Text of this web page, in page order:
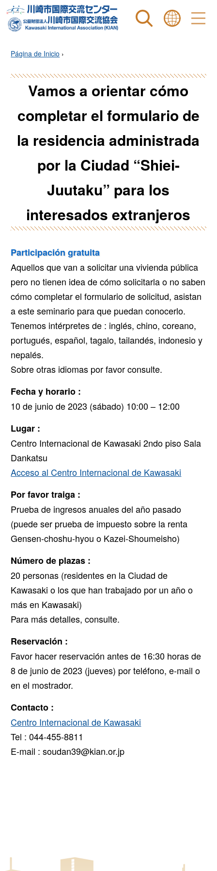
Site search表示言
Página de Inicio ›
Vamos a orientar cómo
completar el formulario de
la residencia administrada
por la Ciudad “Shiei-
Juutaku” para los
interesados extranjeros
Participación gratuita
Aquellos que van a solicitar una vivienda pública
pero no tienen idea de cómo solicitarla o no saben
cómo completar el formulario de solicitud, asistan
a este seminario para que puedan conocerlo.
Tenemos intérpretes de : inglés, chino, coreano,
portugués, español, tagalo, tailandés, indonesio y
nepalés.
Sobre otras idiomas por favor consulte.
Fecha y horario :
10 de junio de 2023 (sábado) 10:00 – 12:00
Lugar :
Centro Internacional de Kawasaki 2ndo piso Sala
Dankatsu
Acceso al Centro Internacional de Kawasaki
Por favor traiga :
Prueba de ingresos anuales del año pasado
(puede ser prueba de impuesto sobre la renta
Gensen-choshu-hyou o Kazei-Shoumeisho)
Número de plazas :
20 personas (residentes en la Ciudad de
Kawasaki o los que han trabajado por un año o
más en Kawasaki)
Para más detalles, consulte.
Reservación :
Favor hacer reservación antes de 16:30 horas de
8 de junio de 2023 (jueves) por teléfono, e-mail o
en el mostrador.
Contacto :
Centro Internacional de Kawasaki
Tel : 044-455-8811
E-mail : soudan39@kian.or.jp